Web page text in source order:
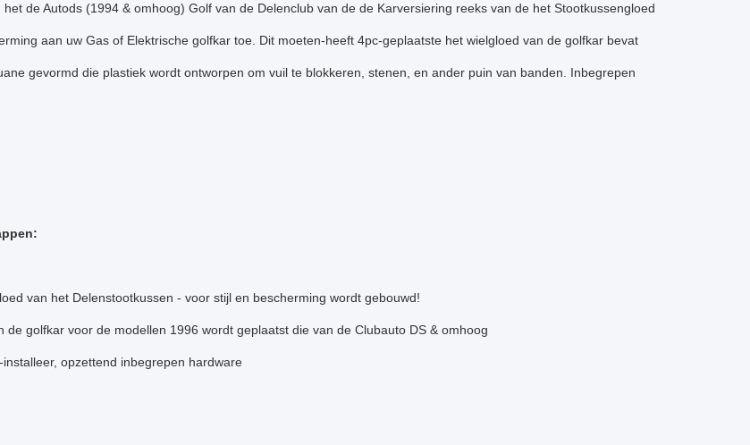
de Autods (1994 & omhoog) Golf van de Delenclub van de de Karversiering reeks van de het Stootkussengloed
aan uw Gas of Elektrische golfkar toe. Dit moeten-heeft 4pc-geplaatste het wielgloed van de golfkar bevat
gevormd die plastiek wordt ontworpen om vuil te blokkeren, stenen, en ander puin van banden. Inbegrepen
van het Delenstootkussen - voor stijl en bescherming wordt gebouwd!
de golfkar voor de modellen 1996 wordt geplaatst die van de Clubauto DS & omhoog
opzettend inbegrepen hardware